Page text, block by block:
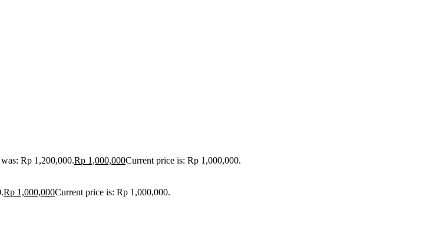
Rp 1,200,000.Rp 1,000,000Current price is: Rp 1,000,000.
Rp 1,000,000Current price is: Rp 1,000,000.